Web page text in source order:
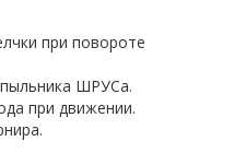
при повороте
ШРУСа.
при движении.